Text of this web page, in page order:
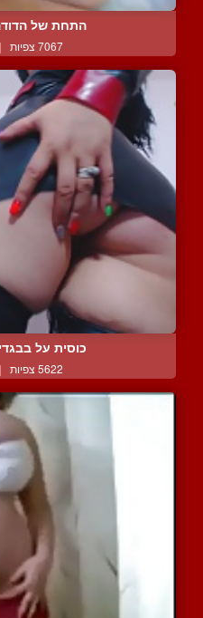
התחת של
7067 צפיות |
כוסית על
5622 צפיות |